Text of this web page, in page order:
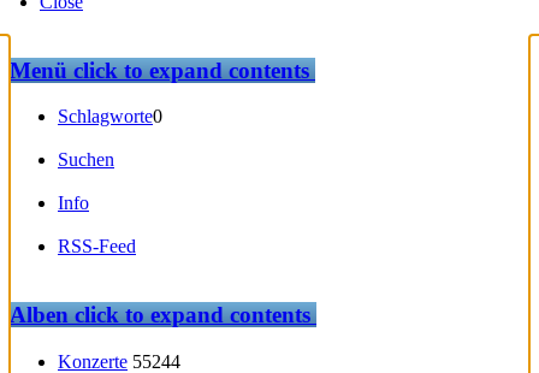
Menüclick to expand contents
Schlagworte0
Suchen
Info
RSS-Feed
Albenclick to expand contents
Konzerte 55244